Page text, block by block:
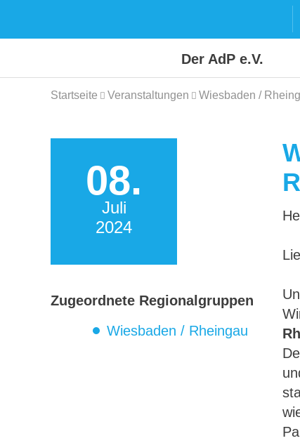
Der AdP e.V.
Startseite Veranstaltungen Wiesbaden /
08.
Juli
2024
Zugeordnete Regionalgruppen
Wiesbaden / Rheingau